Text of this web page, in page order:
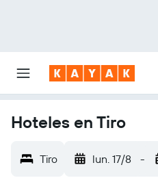
Hoteles en Tiro
Tiro lun. 17/8 -